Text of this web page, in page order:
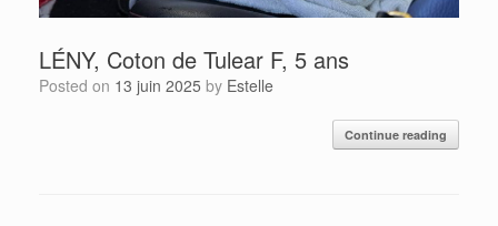
LÉNY, Coton de Tulear F, 5 ans
Posted on 13 juin 2025 by Estelle
Continue reading